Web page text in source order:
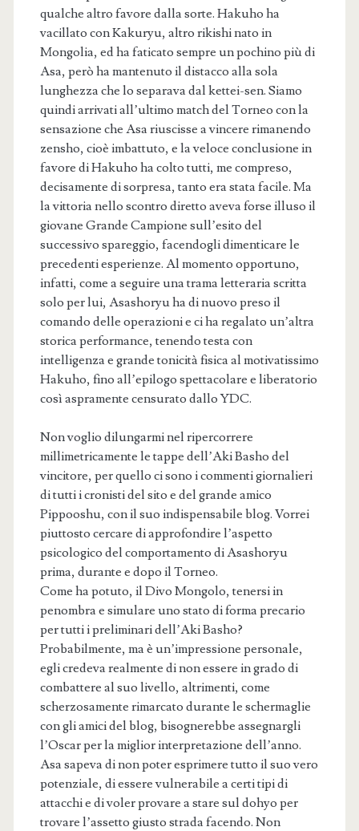
qualche altro favore dalla sorte. Hakuho ha
vacillato con Kakuryu, altro rikishi nato in
Mongolia, ed ha faticato sempre un pochino più di
Asa, però ha mantenuto il distacco alla sola
lunghezza che lo separava dal kettei-sen. Siamo
quindi arrivati all’ultimo match del Torneo con la
sensazione che Asa riuscisse a vincere rimanendo
zensho, cioè imbattuto, e la veloce conclusione in
favore di Hakuho ha colto tutti, me compreso,
decisamente di sorpresa, tanto era stata facile. Ma
la vittoria nello scontro diretto aveva forse illuso il
giovane Grande Campione sull’esito del
successivo spareggio, facendogli dimenticare le
precedenti esperienze. Al momento opportuno,
infatti, come a seguire una trama letteraria scritta
solo per lui, Asashoryu ha di nuovo preso il
comando delle operazioni e ci ha regalato un’altra
storica performance, tenendo testa con
intelligenza e grande tonicità fisica al motivatissimo
Hakuho, fino all’epilogo spettacolare e liberatorio
così aspramente censurato dallo YDC.
Non voglio dilungarmi nel ripercorrere
millimetricamente le tappe dell’Aki Basho del
vincitore, per quello ci sono i commenti giornalieri
di tutti i cronisti del sito e del grande amico
Pippooshu, con il suo indispensabile blog. Vorrei
piuttosto cercare di approfondire l’aspetto
psicologico del comportamento di Asashoryu
prima, durante e dopo il Torneo.
Come ha potuto, il Divo Mongolo, tenersi in
penombra e simulare uno stato di forma precario
per tutti i preliminari dell’Aki Basho?
Probabilmente, ma è un’impressione personale,
egli credeva realmente di non essere in grado di
combattere al suo livello, altrimenti, come
scherzosamente rimarcato durante le schermaglie
con gli amici del blog, bisognerebbe assegnargli
l’Oscar per la miglior interpretazione dell’anno.
Asa sapeva di non poter esprimere tutto il suo vero
potenziale, di essere vulnerabile a certi tipi di
attacchi e di voler provare a stare sul dohyo per
trovare l’assetto giusto strada facendo. Non